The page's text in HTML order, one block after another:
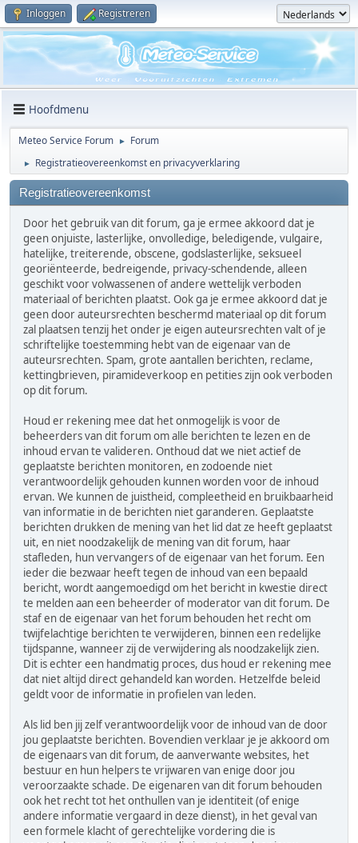
Inloggen Registreren
Hoofdmenu
Meteo Service Forum ► Forum
► Registratieovereenkomst en privacyverklaring
Registratieovereenkomst
Door het gebruik van dit forum, ga je ermee akkoord dat je
geen onjuiste, lasterlijke, onvolledige, beledigende, vulgaire,
hatelijke, treiterende, obscene, godslasterlijke, seksueel
georiënteerde, bedreigende, privacy-schendende, alleen
geschikt voor volwassenen of andere wettelijk verboden
materiaal of berichten plaatst. Ook ga je ermee akkoord dat je
geen door auteursrechten beschermd materiaal op dit forum
zal plaatsen tenzij het onder je eigen auteursrechten valt of je
schriftelijke toestemming hebt van de eigenaar van de
auteursrechten. Spam, grote aantallen berichten, reclame,
kettingbrieven, piramideverkoop en petities zijn ook verboden
op dit forum.
Houd er rekening mee dat het onmogelijk is voor de
beheerders van dit forum om alle berichten te lezen en de
inhoud ervan te valideren. Onthoud dat we niet actief de
geplaatste berichten monitoren, en zodoende niet
verantwoordelijk gehouden kunnen worden voor de inhoud
ervan. We kunnen de juistheid, compleetheid en bruikbaarheid
van informatie in de berichten niet garanderen. Geplaatste
berichten drukken de mening van het lid dat ze heeft geplaatst
uit, en niet noodzakelijk de mening van dit forum, haar
stafleden, hun vervangers of de eigenaar van het forum. Een
ieder die bezwaar heeft tegen de inhoud van een bepaald
bericht, wordt aangemoedigd om het bericht in kwestie direct
te melden aan een beheerder of moderator van dit forum. De
staf en de eigenaar van het forum behouden het recht om
twijfelachtige berichten te verwijderen, binnen een redelijke
tijdspanne, wanneer zij de verwijdering als noodzakelijk zien.
Dit is echter een handmatig proces, dus houd er rekening mee
dat niet altijd direct gehandeld kan worden. Hetzelfde beleid
geldt voor de informatie in profielen van leden.
Als lid ben jij zelf verantwoordelijk voor de inhoud van de door
jou geplaatste berichten. Bovendien verklaar je je akkoord om
de eigenaars van dit forum, de aanverwante websites, het
bestuur en hun helpers te vrijwaren van enige door jou
veroorzaakte schade. De eigenaren van dit forum behouden
ook het recht tot het onthullen van je identiteit (of enige
andere informatie vergaard in deze dienst), in het geval van
een formele klacht of gerechtelijke vordering die is